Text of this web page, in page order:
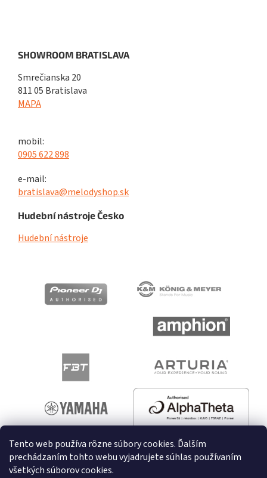
Tento web používa rôzne súbory cookies. Ďalším
prechádzaním tohto webu vyjadrujete súhlas používaním
všetkých súborov cookies.
SHOWROOM BRATISLAVA
Smrečianska 20
811 05 Bratislava
MAPA
mobil:
0905 622 898
e-mail:
bratislava@melodyshop.sk
Hudební nástroje Česko
Hudební nástroje